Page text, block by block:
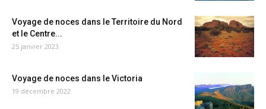
Voyage de noces dans le Territoire du Nord
et le Centre...
25 janvier 2023
Voyage de noces dans le Victoria
19 décembre 2022